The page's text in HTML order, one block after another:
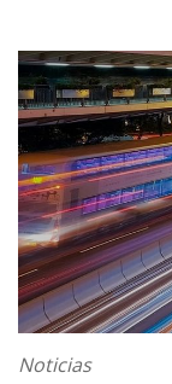
Noticias